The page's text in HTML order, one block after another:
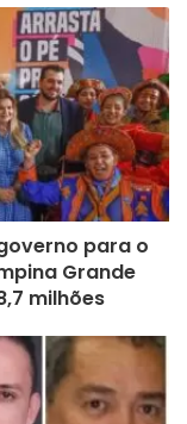
para o
Grande
milhões